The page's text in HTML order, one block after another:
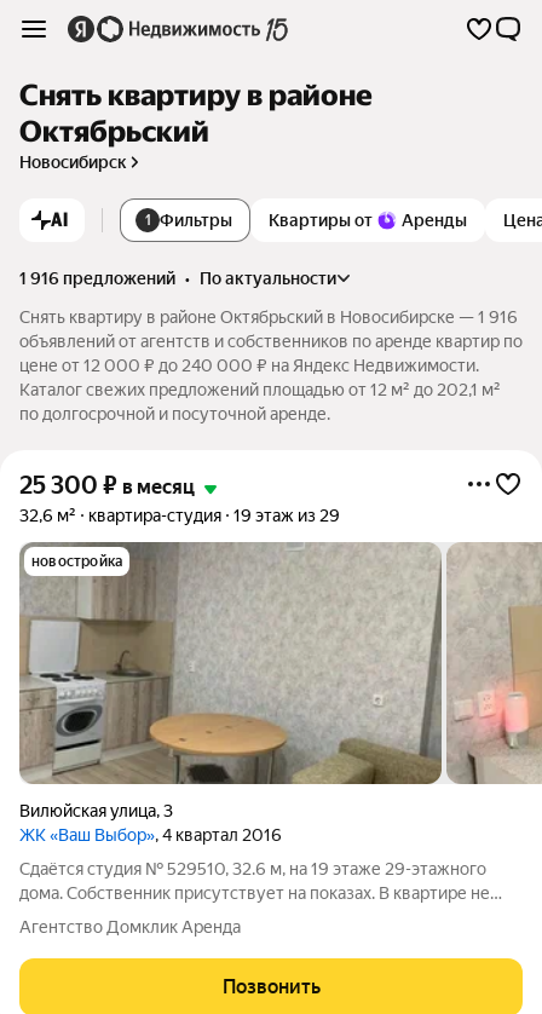
Снять квартиру в районе
Октябрьский
Новосибирск
AI 1 Фильтры Квартиры от Аренды
1 916 предложений •
по актуальности
Снять квартиру в районе Октябрьский в Новосибирске — 1 916
объявлений от агентств и собственников по аренде квартир по
цене от 12 000 ₽ до 240 000 ₽ на Яндекс Недвижимости.
Каталог свежих предложений площадью от 12 м² до 202,1 м²
по долгосрочной и посуточной аренде.
25 300 ₽ в месяц
32,6 м² квартира-студия 19 этаж из 29
новостройка
Вилюйская улица,3
ЖК «Ваш Выбор», 4 квартал 2016
Сдаётся студия № 529510, 32.6 м, на 19 этаже 29-этажного
дома. Собственник присутствует на показах. В квартире не
солнечная сторона, летом находится очень комфортно.
Коммунальные платежи оплачиваются отдельно. Счетчики
оплачиваются отдельно. По
Агентство Домклик Аренда
Позвонить